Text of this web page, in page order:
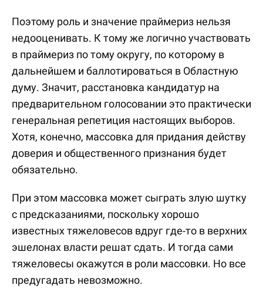
Поэтому роль и значение праймериз нельзя
недооценивать. К тому же логично участвовать
в праймериз по тому округу, по которому в
дальнейшем и баллотироваться в Областную
думу. Значит, расстановка кандидатур на
предварительном голосовании это практически
генеральная репетиция настоящих выборов.
Хотя, конечно, массовка для придания действу
доверия и общественного признания будет
обязательно.
При этом массовка может сыграть злую шутку
с предсказаниями, поскольку хорошо
известных тяжеловесов вдруг где-то в верхних
эшелонах власти решат сдать. И тогда сами
тяжеловесы окажутся в роли массовки. Но все
предугадать невозможно.